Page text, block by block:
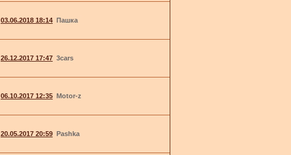
03.06.2018 18:14 Пашка
26.12.2017 17:47 3cars
06.10.2017 12:35 Motor-z
20.05.2017 20:59 Pashka